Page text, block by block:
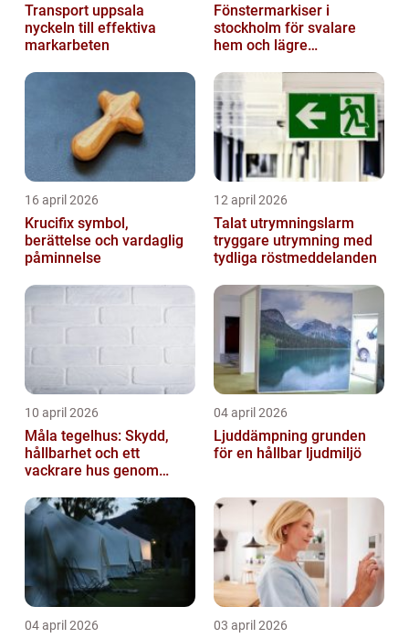
Transport uppsala
nyckeln till effektiva
markarbeten
Fönstermarkiser i
stockholm för svalare
hem och lägre
16 april 2026
Krucifix symbol,
berättelse och vardaglig
påminnelse
12 april 2026
Talat utrymningslarm
tryggare utrymning med
tydliga röstmeddelanden
10 april 2026
Måla tegelhus: Skydd,
hållbarhet och ett
vackrare hus genom
04 april 2026
Ljuddämpning grunden
för en hållbar ljudmiljö
04 april 2026 03 april 2026